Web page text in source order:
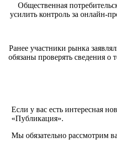
Общественная
усилить контроль за
Ранее участники рынка
обязаны проверять сведения о
Если у вас есть интересная
«Публикация».
Мы обязательно рассмотрим